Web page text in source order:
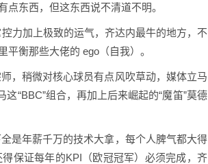
东西，但这东西说不清道不明。
力加上极致的运气，齐达内最牛的地方，不
衡那些大佬的 ego（自我）。
，稍微对核心球员有点风吹草动，媒体立马
“BBC”组合，再加上后来崛起的“魔笛”莫德
是年薪千万的技术大拿，每个人脾气都大得
保证每年的KPI（欧冠冠军）必须完成，齐